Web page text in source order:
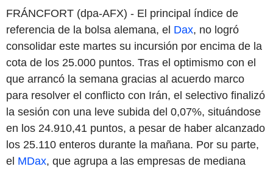
FRÁNCFORT (dpa-AFX) - El principal índice de
referencia de la bolsa alemana, el Dax, no logró
consolidar este martes su incursión por encima de la
cota de los 25.000 puntos. Tras el optimismo con el
que arrancó la semana gracias al acuerdo marco
para resolver el conflicto con Irán, el selectivo finalizó
la sesión con una leve subida del 0,07%, situándose
en los 24.910,41 puntos, a pesar de haber alcanzado
los 25.110 enteros durante la mañana. Por su parte,
el MDax, que agrupa a las empresas de mediana